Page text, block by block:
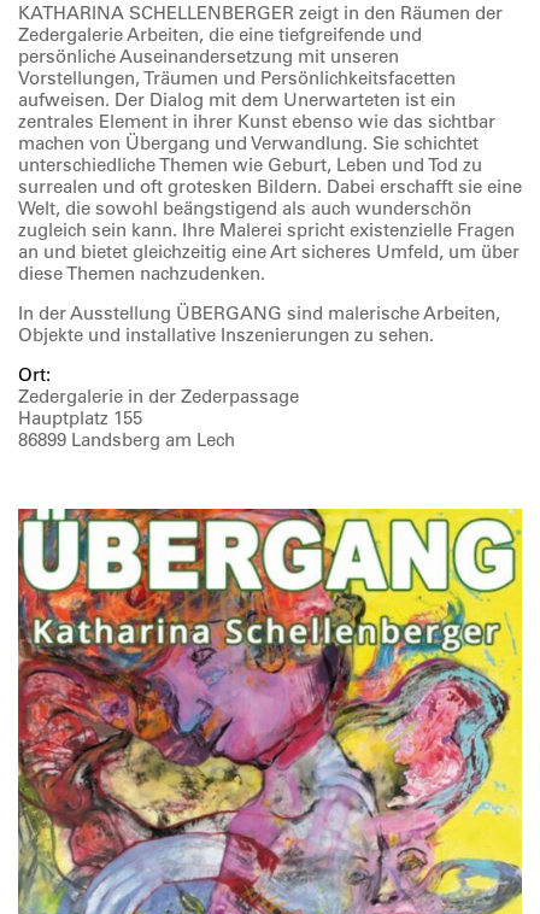
KATHARINA SCHELLENBERGER zeigt in den Räumen der
Zedergalerie Arbeiten, die eine tiefgreifende und
persönliche Auseinandersetzung mit unseren
Vorstellungen, Träumen und Persönlichkeitsfacetten
aufweisen. Der Dialog mit dem Unerwarteten ist ein
zentrales Element in ihrer Kunst ebenso wie das sichtbar
machen von Übergang und Verwandlung. Sie schichtet
unterschiedliche Themen wie Geburt, Leben und Tod zu
surrealen und oft grotesken Bildern. Dabei erschafft sie eine
Welt, die sowohl beängstigend als auch wunderschön
zugleich sein kann. Ihre Malerei spricht existenzielle Fragen
an und bietet gleichzeitig eine Art sicheres Umfeld, um über
diese Themen nachzudenken.
In der Ausstellung ÜBERGANG sind malerische Arbeiten,
Objekte und installative Inszenierungen zu sehen.
Ort:
Zedergalerie in der Zederpassage
Hauptplatz 155
86899 Landsberg am Lech